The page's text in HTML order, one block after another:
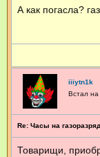
А как погасла?
iiiytn1k
Встал
Re: Часы на
Товарищи,